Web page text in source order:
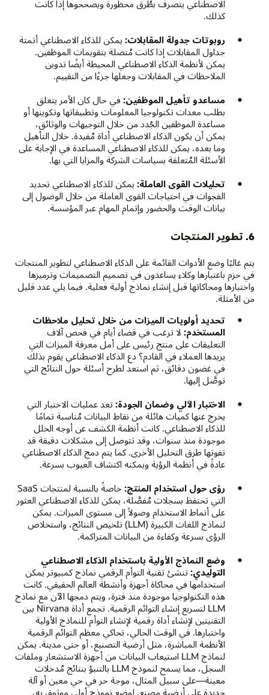
الاصطناعي يتصرف بطُرق محظورة ويصححوها إذا كانت
كذلك.
روبوتات جدولة المقابلات: يمكن للذكاء الاصطناعي أتمتة
جداول المقابلات إذا كانت مُتصلة بتقويمات الموظفين.
يمكن لأنظمة الذكاء الاصطناعي المحيطة أيضًا تدوين
الملاحظات في المقابلات وجعلها جزءًا من التقييم.
مساعدو تأهيل الموظفين: في حال كان الأمر يتعلق
بطلب معدات تكنولوجيا المعلومات وتطبيقاتها وتكوينها أو
مساعدة الموظفين الجُدد من خلال التوجيهات والوثائق،
يمكن أن يكون الذكاء الاصطناعي أداة مُفيدة. خلال التأهيل
وما بعده، يمكن للذكاء الاصطناعي المساعدة في الإجابة على
الأسئلة المُتعلقة بسياسات الشركة والمزايا التي بها.
تحليلات القوى العاملة: يمكن للذكاء الاصطناعي تحديد
الفجوات في احتياجات القوى العاملة من خلال الوصول إلى
بيانات الوقت والحضور وإتمام المهام عبر المؤسسة.
6. تطوير المنتجات
يتم غالبًا وضع الأدوات القائمة على الذكاء الاصطناعي لتطوير المنتجات
في حزم باعتبارها وكلاء يساعدون في تصميم التصميمات وترميزها
واختبارها ومحاكاتها قبل إنشاء نماذج أولية فعلية. فيما يلي عدد قليل
من الأمثلة.
تحديد أولويات الميزات من خلال تحليل ملاحظات
المستخدم: لا ترغب في قضاء أيام في فحص آلاف
التعليقات على منتج رئيس على أمل معرفة الميزات التي
يريدها العملاء في القادم؟ دع الذكاء الاصطناعي يقوم بذلك
في غضون دقائق، ثم استعد لطرح أسئلة حول النتائج التي
توصَّل إليها.
الاختبار الآلي وضمان الجودة: تعد عمليات الاختبار التي
يخرج عنها كميات هائلة من نقاط البيانات مُناسبة تمامًا
للذكاء الاصطناعي. كانت أنظمة الكشف عن أوجه الخلل
موجودة منذ سنوات، وقد تتوصل إلى مشكلات دقيقة قد
تفوتها طرق التحليل الأخرى. كما يتم دمج الذكاء الاصطناعي
عادةً في أنظمة الرؤية ويمكنه اكتشاف العيوب بسرعة.
رؤى حول استخدام المنتج:
خاصةً بالنسبة لمنتجات SaaS
التي تحتفظ بسجلات مُفصَّلة، يمكن للذكاء الاصطناعي العثور
على أنماط الاستخدام وصولاً إلى مستوى الميزات. يمكن
لنماذج اللغات الكبيرة (LLM) تلخيص النتائج، واستخلاص
الرؤى بسرعة وكفاءة من البيانات المتراكمة.
وضع النماذج الأولية باستخدام الذكاء الاصطناعي
التوليدي: تنشئ تقنية التوأم الرقمي نماذج كمبيوتر يمكن
استخدامها في محاكاة أجهزة وأنشطة العالم الحقيقي. كانت
هذه التكنولوجيا موجودة منذ فترة، ويتم دمجها الآن مع نماذج
LLM لتسريع إنشاء التوائم الرقمية. تجمع أداة Nirvana بين
التقنيتين لإنشاء أداة رقمية لإنشاء التوأم للنماذج الأولية
واختبارها. في الوقت الحالي، تحاكي معظم التوائم الرقمية
الأنظمة المباشرة، مثل أرضية التصنيع، أو حتى مدينة. يمكن
لنماذج LLM استيعاب البيانات من أجهزة الاستشعار وملفات
السجل، مما يسمح لنموذج LLM بالتنبؤ بنتائج مُدخلات
معينة—على سبيل المثال، موجة حر في حي معين أو آلة
جديدة على أرضية مصنع. لوضع نموذج أولي موثوق به،